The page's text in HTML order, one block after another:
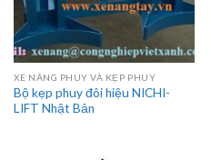
XE NÂNG PHUY VÀ KẸP PHUY
Bộ kẹp phuy đôi hiệu NICHI-
LIFT Nhật Bản